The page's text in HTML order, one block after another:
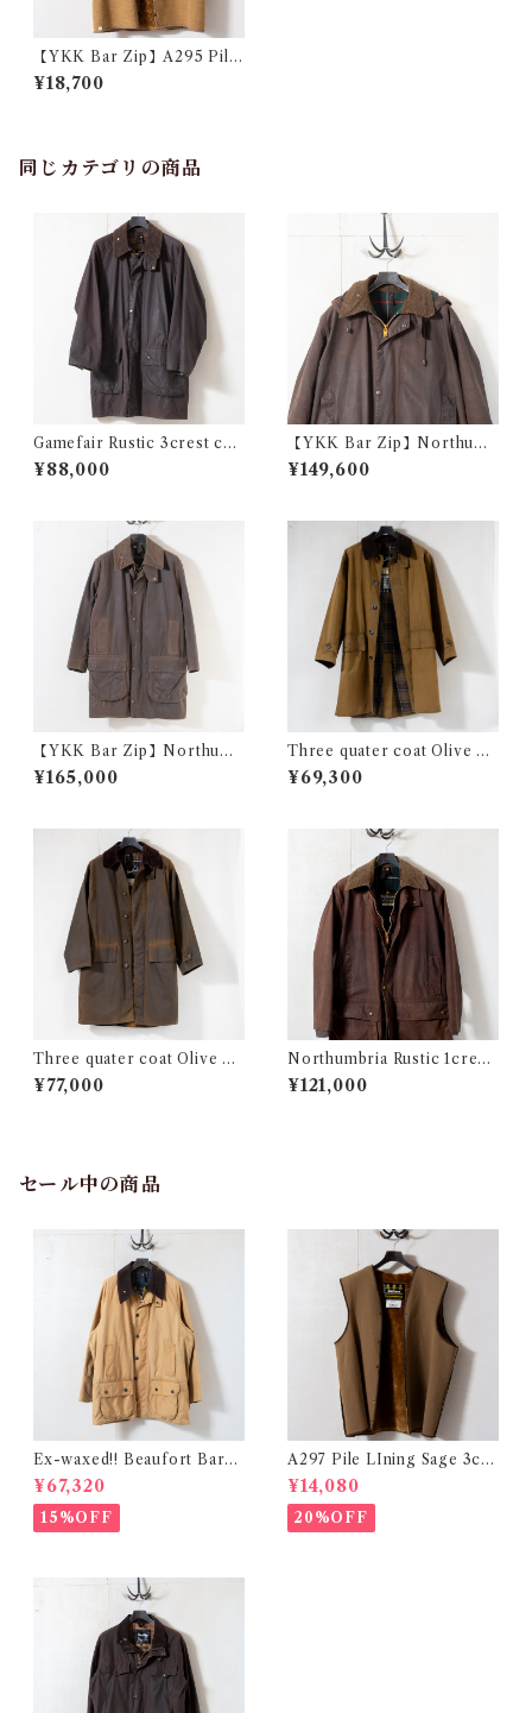
【YKK Bar Zip】A295 Pile
LIning 2crest c34 @1984 e
3143c
¥18,700
同じカテゴリの商品
Gamefair Rustic 3crest c40
@1996 e2361c
¥88,000
【YKK Bar Zip】Northumb
ria Rustic 2crest c42 @198
3 e2522c
¥149,600
【YKK Bar Zip】Northumb
ria Rustic 2crest c36 @198
0 e2680c
¥165,000
Three quater coat Olive 4c
rest Medium @2000 eb035
c
¥69,300
Three quater coat Olive 3c
rest Small @2000 e3137c
¥77,000
Northumbria Rustic 1crest
c38 @1980-82 e2466c
¥121,000
セール中の商品
Ex-waxed!! Beaufort Bark
3crest c50 @1992 e2338c
¥67,320
15%OFF
A297 Pile LIning Sage 3cre
st c42 @1942 e3072c
¥14,080
20%OFF